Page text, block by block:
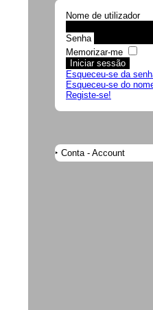
Nome de utilizador
Senha
Memorizar-me
Esqueceu-se da
Esqueceu-se do
Registe-se!
Conta - Account